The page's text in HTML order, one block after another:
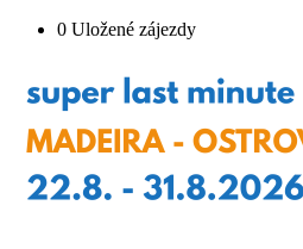
0 Uložené zájezdy